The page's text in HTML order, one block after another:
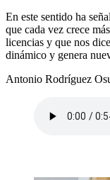
En este sentido ha
que cada vez crece
licencias y que nos
dinámico y genera
Antonio Rodríguez